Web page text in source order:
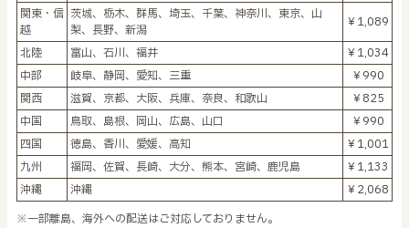
関東・信
越
茨城、栃木、群馬、埼玉、千葉、神奈川、東京、山
梨、長野、新潟
￥1,089
北陸
富山、石川、福井
￥1,034
中部
岐阜、静岡、愛知、三重
￥990
関西
滋賀、京都、大阪、兵庫、奈良、和歌山
￥825
中国
鳥取、島根、岡山、広島、山口
￥990
四国
徳島、香川、愛媛、高知
￥1,001
九州
福岡、佐賀、長崎、大分、熊本、宮崎、鹿児島
￥1,133
沖縄
沖縄
￥2,068
※一部離島、海外への配送はご対応しておりません。